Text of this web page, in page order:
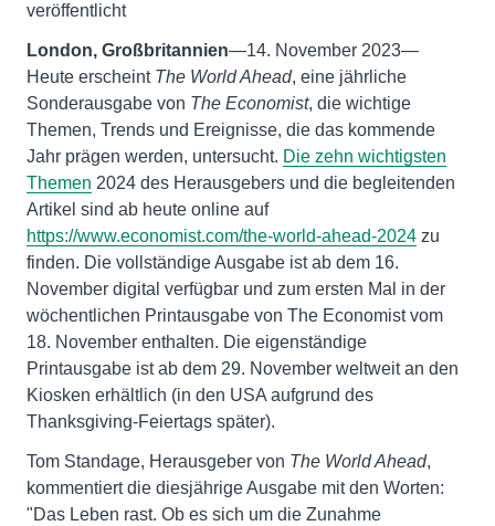
veröffentlicht
London, Großbritannien—14. November 2023—
Heute erscheint The World Ahead, eine jährliche
Sonderausgabe von The Economist, die wichtige
Themen, Trends und Ereignisse, die das kommende
Jahr prägen werden, untersucht. Die zehn wichtigsten
Themen 2024 des Herausgebers und die begleitenden
Artikel sind ab heute online auf
https://www.economist.com/the-world-ahead-2024 zu
finden. Die vollständige Ausgabe ist ab dem 16.
November digital verfügbar und zum ersten Mal in der
wöchentlichen Printausgabe von The Economist vom
18. November enthalten. Die eigenständige
Printausgabe ist ab dem 29. November weltweit an den
Kiosken erhältlich (in den USA aufgrund des
Thanksgiving-Feiertags später).
Tom Standage, Herausgeber von The World Ahead,
kommentiert die diesjährige Ausgabe mit den Worten:
"Das Leben rast. Ob es sich um die Zunahme